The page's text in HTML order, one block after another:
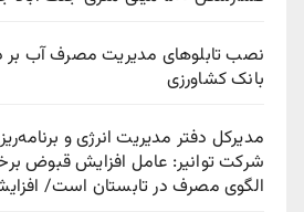
نصب تابلوهای مدیریت مصرف آب بر
بانک کشاورزی
مدیرکل دفتر مدیریت انرژی و
شرکت توانیر: عامل افزایش قبوض
الگوی مصرف در تابستان است/